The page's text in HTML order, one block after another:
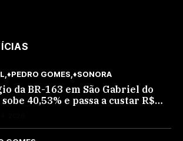
♦PEDRO GOMES ♦SONORA
da BR-163 em São Gabriel do
sobe 40,53% e passa a custar R$